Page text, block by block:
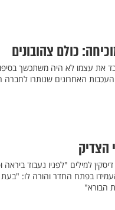
כולם צהובונים
את עצמו לא היה משתכשך
העכבות האחרונים שנותרו
הצדיק
למילים "לפניו נעבוד
בפתח החדר והורה לו:
הבורא"